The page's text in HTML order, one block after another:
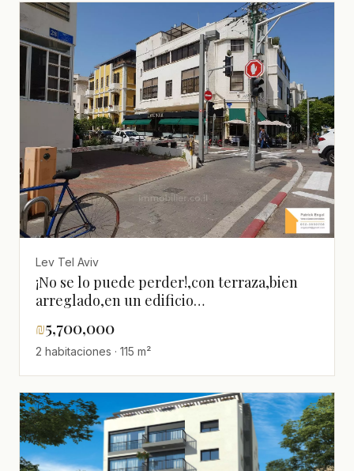
Lev Tel Aviv
¡No se lo puede perder!,con terraza,bien
arreglado,en un edificio
₪5,700,000
2 habitaciones · 115 m²